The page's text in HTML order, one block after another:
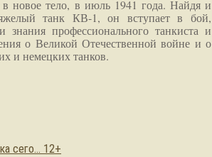
в новое тело, в июль 1941 года. Найдя и
танк КВ-1, он вступает в бой,
знания профессионального танкиста и
о Великой Отечественной войне и о
и немецких танков.
сего… 12+